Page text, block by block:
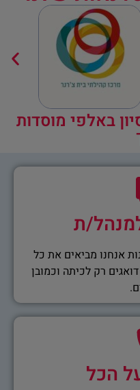
ניסיון באלפי מוסדות
ת
אנחנו מביאים את כל
רק לכיתה וכמובן
הכל